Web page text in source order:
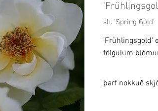
sh. 'Spring Gold'
'Frühlingsgold'
fölgulum
þarf nokkuð